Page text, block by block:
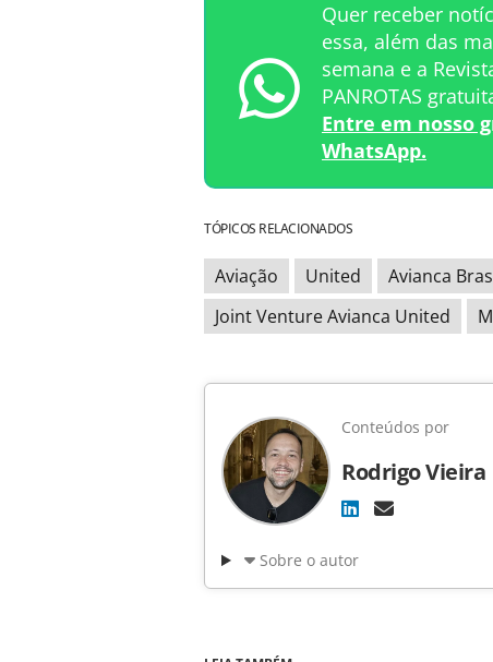
Quer receber
essa, além das
semana e a
PANROTAS
Entre em nosso
WhatsApp.
TÓPICOS RELACIONADOS
Aviação United Avianca
Joint Venture Avianca United
Conteúdos por
Rodrigo Vieira
Sobre o autor